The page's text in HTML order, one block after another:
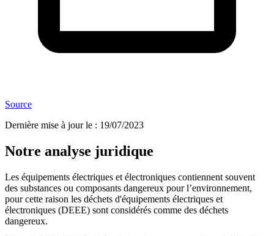
Source
Dernière mise à jour le : 19/07/2023
Notre analyse juridique
Les équipements électriques et électroniques contiennent souvent
des substances ou composants dangereux pour l’environnement,
pour cette raison les déchets d'équipements électriques et
électroniques (DEEE) sont considérés comme des déchets
dangereux.